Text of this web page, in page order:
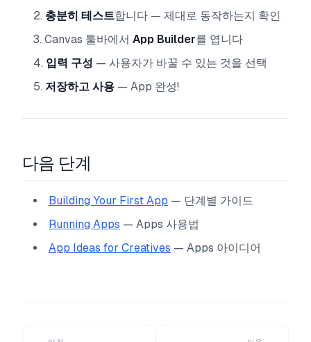
충분히 테스트합니다 — 제대로 동작하는지 확인
Canvas 툴바에서 App Builder를 엽니다
입력 구성 — 사용자가 바꿀 수 있는 것을 선택
저장하고 사용 — App 완성!
다음 단계
Building Your First App — 단계별 가이드
Running Apps — Apps 사용법
App Ideas for Creatives — Apps 아이디어